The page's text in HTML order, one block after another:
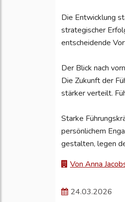
Die Entwicklung
strategischer
entscheidende
Der Blick nach
Die Zukunft der
stärker verteilt.
Starke
persönlichem
gestalten, legen
Von Anna
24.03.2026